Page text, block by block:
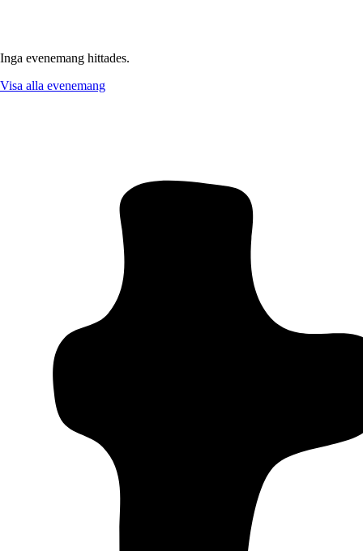
Inga evenemang hittades.
Visa alla evenemang